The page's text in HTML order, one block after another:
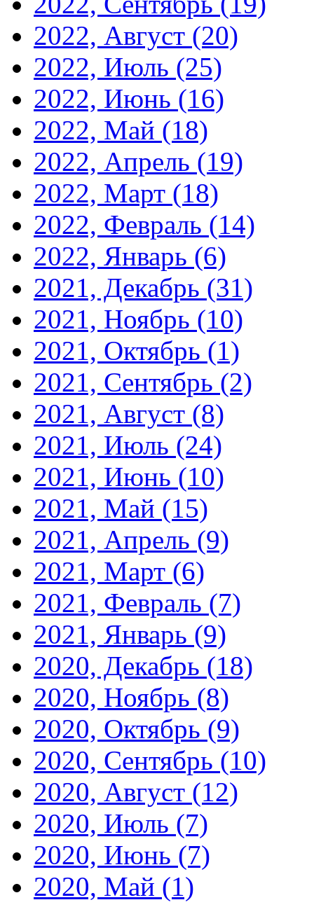
2022, Август (20)
2022, Июль (25)
2022, Июнь (16)
2022, Май (18)
2022, Апрель (19)
2022, Март (18)
2022, Февраль (14)
2022, Январь (6)
2021, Декабрь (31)
2021, Ноябрь (10)
2021, Октябрь (1)
2021, Сентябрь (2)
2021, Август (8)
2021, Июль (24)
2021, Июнь (10)
2021, Май (15)
2021, Апрель (9)
2021, Март (6)
2021, Февраль (7)
2021, Январь (9)
2020, Декабрь (18)
2020, Ноябрь (8)
2020, Октябрь (9)
2020, Сентябрь (10)
2020, Август (12)
2020, Июль (7)
2020, Июнь (7)
2020, Май (1)